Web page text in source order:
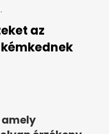
az
amely